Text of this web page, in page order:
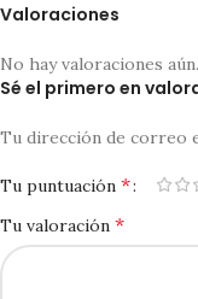
Valoraciones
No hay valoraciones aún.
Sé el primero en
Tu dirección de correo
Tu puntuación *
Tu valoración *